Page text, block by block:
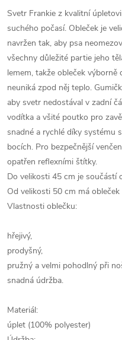
Svetr Frankie z kvalitní
suchého počasí. Obleček je
navržen tak, aby psa
všechny důležité partie jeho
lemem, takže obleček
neuniká zpod něj teplo.
aby svetr nedostával v zadní
vodítka a všité poutko pro
snadné a rychlé díky systému
bocích. Pro bezpečnější
opatřen reflexními štítky.
Do velikosti 45 cm je součástí
Od velikosti 50 cm má
Vlastnosti oblečku:
hřejivý,
prodyšný,
pružný a velmi pohodlný při
snadná údržba.
Materiál:
úplet (100% polyester)